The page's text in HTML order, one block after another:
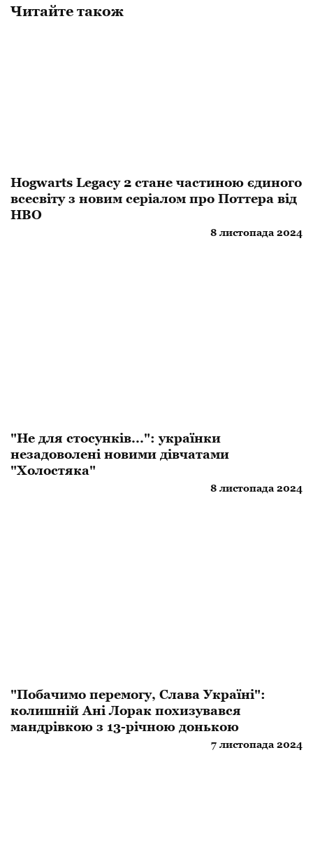
Читайте також
Hogwarts Legacy 2 стане частиною єдиного
всесвіту з новим серіалом про Поттера від
HBO
8 листопада 2024
"Не для стосунків...": українки
незадоволені новими дівчатами
"Холостяка"
8 листопада 2024
"Побачимо перемогу, Слава Україні":
колишній Ані Лорак похизувався
мандрівкою з 13-річною донькою
7 листопада 2024